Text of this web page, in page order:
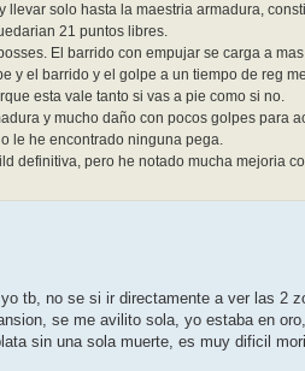
solo hasta la maestria armadura,
21 puntos libres.
El barrido con empujar se carga a
y el barrido y el golpe a un tiempo de reg
esta vale tanto si vas a pie como si no.
y mucho daño con pocos golpes para
le he encontrado ninguna pega.
definitiva, pero he notado mucha mejoria
tb, no se si ir directamente a ver las 2
se me avilito sola, yo estaba en
sin una sola muerte, es muy dificil